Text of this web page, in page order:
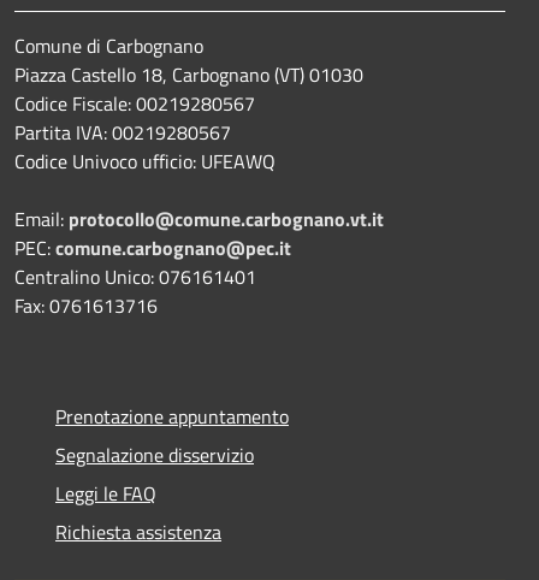
Comune di Carbognano
Piazza Castello 18, Carbognano (VT) 01030
Codice Fiscale: 00219280567
Partita IVA: 00219280567
Codice Univoco ufficio: UFEAWQ
Email: protocollo@comune.carbognano.vt.it
PEC:comune.carbognano@pec.it
Centralino Unico: 076161401
Fax: 0761613716
Prenotazione appuntamento
Segnalazione disservizio
Leggi le FAQ
Richiesta assistenza